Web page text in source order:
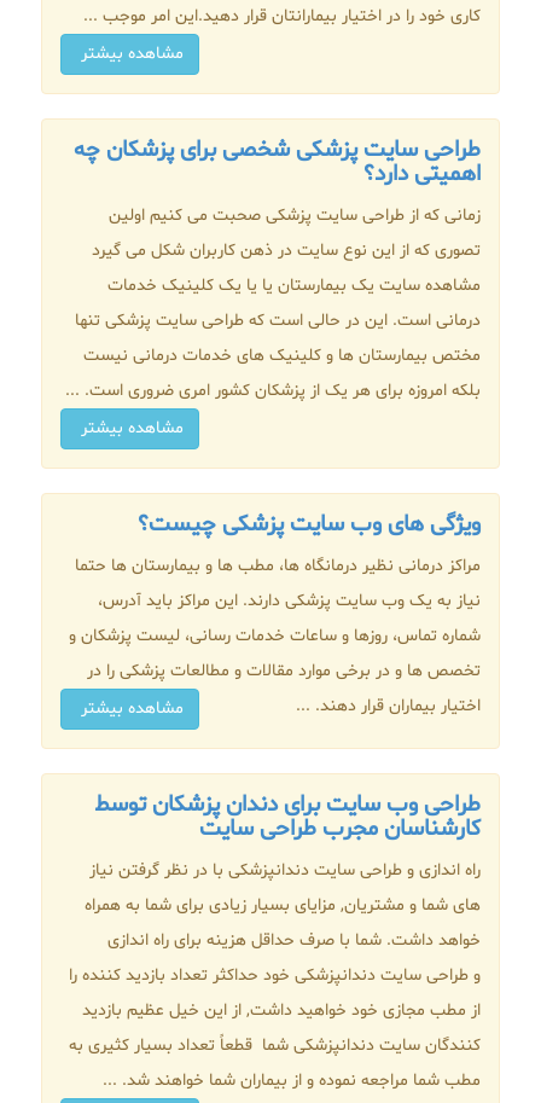
کاری خود را در اختیار بیمارانتان قرار دهید.این امر موجب ...
مشاهده بیشتر
طراحی سایت پزشکی شخصی برای پزشکان چه
اهمیتی دارد؟
زمانی که از طراحی سایت پزشکی صحبت می کنیم اولین
تصوری که از این نوع سایت در ذهن کاربران شکل می گیرد
مشاهده سایت یک بیمارستان یا یا یک کلینیک خدمات
درمانی است. این در حالی است که طراحی سایت پزشکی تنها
مختص بیمارستان ها و کلینیک های خدمات درمانی نیست
بلکه امروزه برای هر یک از پزشکان کشور امری ضروری است. ...
مشاهده بیشتر
ویژگی های وب سایت پزشکی چیست؟
مراکز درمانی نظیر درمانگاه ها، مطب ها و بیمارستان ها حتما
نیاز به یک وب سایت پزشکی دارند. این مراکز باید آدرس،
شماره تماس، روزها و ساعات خدمات رسانی، لیست پزشکان و
تخصص ها و در برخی موارد مقالات و مطالعات پزشکی را در
اختیار بیماران قرار دهند. ...
مشاهده بیشتر
طراحی وب سایت برای دندان پزشکان توسط
کارشناسان مجرب طراحی سایت
راه اندازی و طراحی سایت دندانپزشکی با در نظر گرفتن نیاز
های شما و مشتریان, مزایای بسیار زیادی برای شما به همراه
خواهد داشت. شما با صرف حداقل هزینه برای راه اندازی
و طراحی سایت دندانپزشکی خود حداکثر تعداد بازدید کننده را
از مطب مجازی خود خواهید داشت, از این خیل عظیم بازدید
کنندگان سایت دندانپزشکی شما قطعاً تعداد بسیار کثیری به
مطب شما مراجعه نموده و از بیماران شما خواهند شد. ...